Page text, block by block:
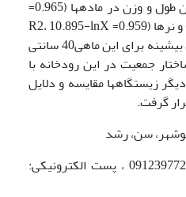
به 55/1). روابط معنی­داری بین طول و وزن در ماده­ها (0.965=
، 10.895-lnX 2.895=lnY) و نرها (0.959= R2، 10.895-lnX
2.836=lnY) بدست آمد. طول بیشینه برای این ماهی40 سانتی
جمعیت در این رودخانه با
زیستگاهها مقایسه و دلایل
گرفت.
سن، رشد